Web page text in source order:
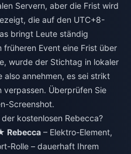
Servern, aber die Frist wird
die auf den UTC+8-
bringt Leute ständig
früheren Event eine Frist über
wurde der Stichtag in lokaler
also annehmen, es sei strikt
verpassen. Überprüfen Sie
Screenshot.
kostenlosen Rebecca?
Rebecca – Elektro-Element,
Rolle – dauerhaft Ihrem